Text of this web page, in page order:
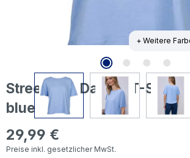
+ Weitere
Street One Damen T-Shirt
blue
Regulärer Preis:
29,99 €
Preise inkl. gesetzlicher MwSt.